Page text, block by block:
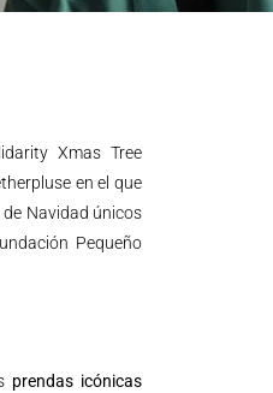
Xmas Tree
en el que
Navidad únicos
Pequeño
prendas icónicas